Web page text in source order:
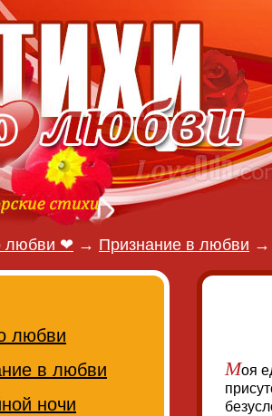
любви ❤ → Признание в любви →
Моя
любви
в любви
ночи